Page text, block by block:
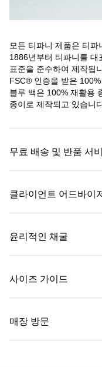
모든 티파니 제품은 티
1886년부터 티파니를
표준을 준수하여 제작됩
FSC® 인증을 받은
블루 백은 100% 재활용
종이로 제작되고 있습니
무료 배송 및 반품 서
자세히 보기
클라이언트 어드바이
윤리적인 채굴
사이즈 가이드
자세히 보기
매장 방문